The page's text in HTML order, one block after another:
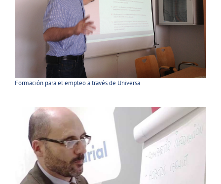
Formación para el empleo a través de Universa